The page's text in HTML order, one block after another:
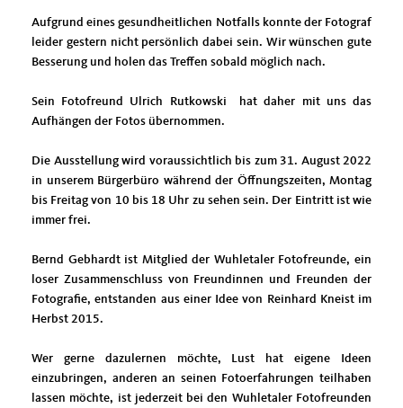
Aufgrund eines gesundheitlichen Notfalls konnte der Fotograf
leider gestern nicht persönlich dabei sein. Wir wünschen gute
Besserung und holen das Treffen sobald möglich nach.
Sein Fotofreund Ulrich Rutkowski hat daher mit uns das
Aufhängen der Fotos übernommen.
Die Ausstellung wird voraussichtlich bis zum 31. August 2022
in unserem Bürgerbüro während der Öffnungszeiten, Montag
bis Freitag von 10 bis 18 Uhr zu sehen sein. Der Eintritt ist wie
immer frei.
Bernd Gebhardt ist Mitglied der Wuhletaler Fotofreunde, ein
loser Zusammenschluss von Freundinnen und Freunden der
Fotografie, entstanden aus einer Idee von Reinhard Kneist im
Herbst 2015.
Wer gerne dazulernen möchte, Lust hat eigene Ideen
einzubringen, anderen an seinen Fotoerfahrungen teilhaben
lassen möchte, ist jederzeit bei den Wuhletaler Fotofreunden